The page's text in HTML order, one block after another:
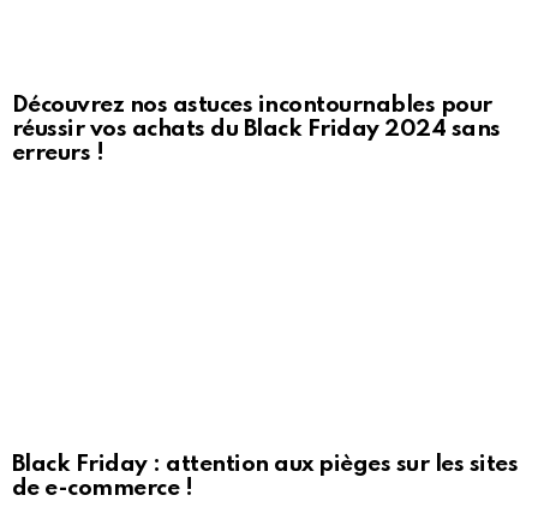
Découvrez nos astuces incontournables pour
réussir vos achats du Black Friday 2024 sans
erreurs !
Black Friday : attention aux pièges sur les sites
de e-commerce !